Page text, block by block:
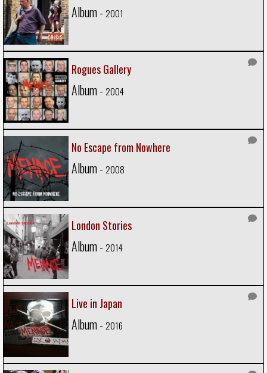
Album - 2001
Rogues Gallery
Album - 2004
No Escape from Nowhere
Album - 2008
London Stories
Album - 2014
Live in Japan
Album - 2016